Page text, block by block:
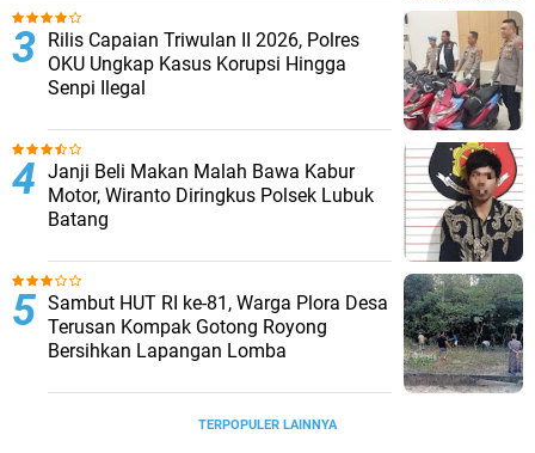
Rilis Capaian Triwulan II 2026, Polres
OKU Ungkap Kasus Korupsi Hingga
Senpi Ilegal
Janji Beli Makan Malah Bawa Kabur
Motor, Wiranto Diringkus Polsek Lubuk
Batang
Sambut HUT RI ke-81, Warga Plora Desa
Terusan Kompak Gotong Royong
Bersihkan Lapangan Lomba
TERPOPULER LAINNYA